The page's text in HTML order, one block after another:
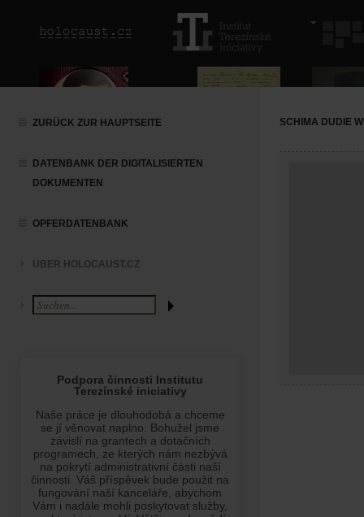
ZURÜCK ZUR HAUPTSEITE
DATENBANK DER DIGITALISIERTEN
DOKUMENTEN
OPFERDATENBANK
ÜBER HOLOCAUST.CZ
SCHIMA DUDIE